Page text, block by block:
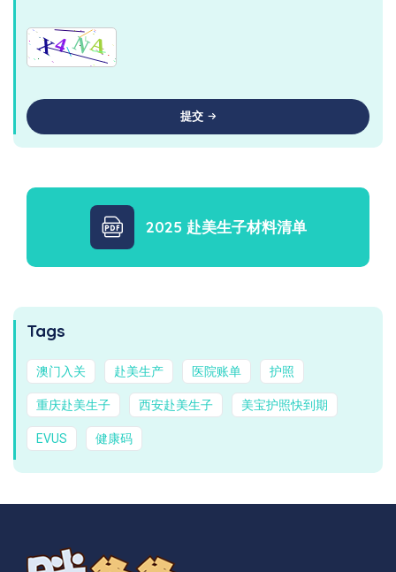
提交
2025 赴美生子材料清单
Tags
澳门入关 赴美生产 医院账单 护照
重庆赴美生子 西安赴美生子 美宝护照快到期
EVUS 健康码